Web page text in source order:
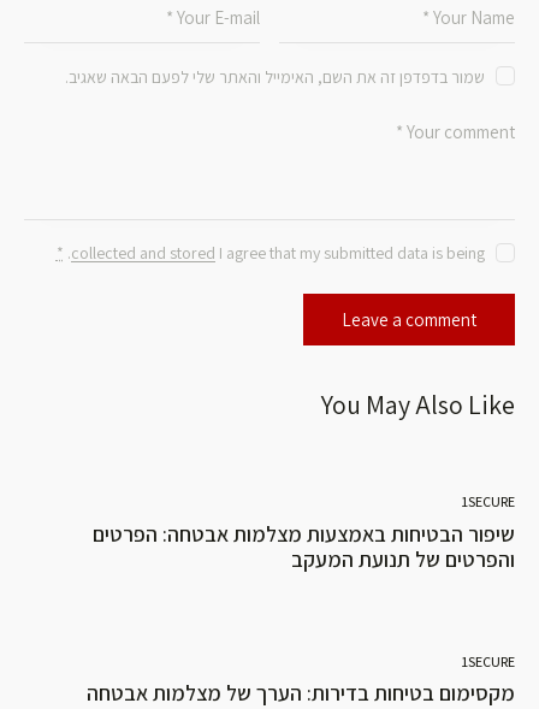
שמור בדפדפן זה את השם, האימייל והאתר שלי לפעם הבאה שאגיב.
I agree that my submitted data is being
collected and stored
.
*
You May Also Like
1SECURE
שיפור הבטיחות באמצעות מצלמות אבטחה: הפרטים
והפרטים של תנועת המעקב
1SECURE
מקסימום בטיחות בדירות: הערך של מצלמות אבטחה